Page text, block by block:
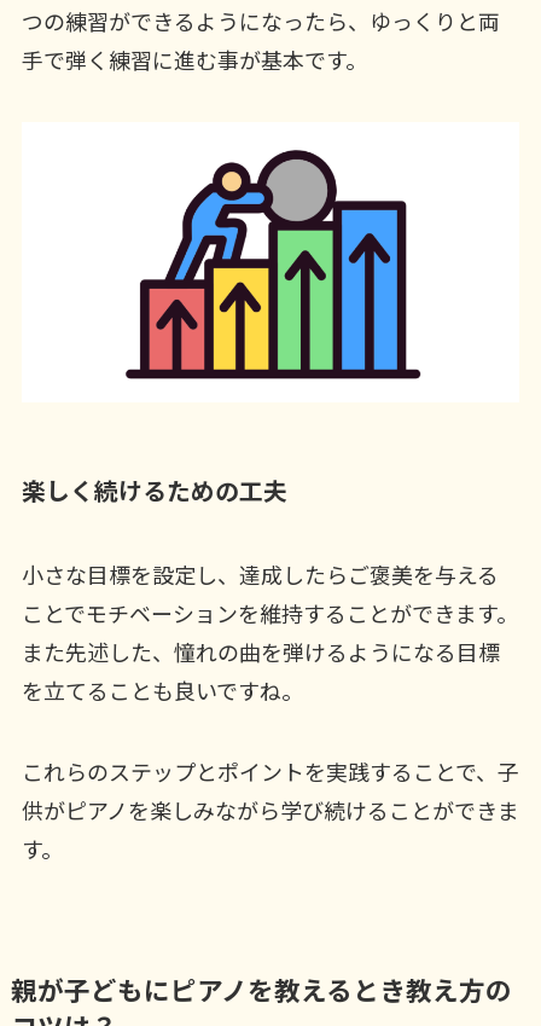
つの練習ができるようになったら、ゆっくりと両
手で弾く練習に進む事が基本です。
楽しく続けるための工夫
小さな目標を設定し、達成したらご褒美を与える
ことでモチベーションを維持することができます。
また先述した、憧れの曲を弾けるようになる目標
を立てることも良いですね。
これらのステップとポイントを実践することで、子
供がピアノを楽しみながら学び続けることができま
す。
親が子どもにピアノを教えるとき教え方の